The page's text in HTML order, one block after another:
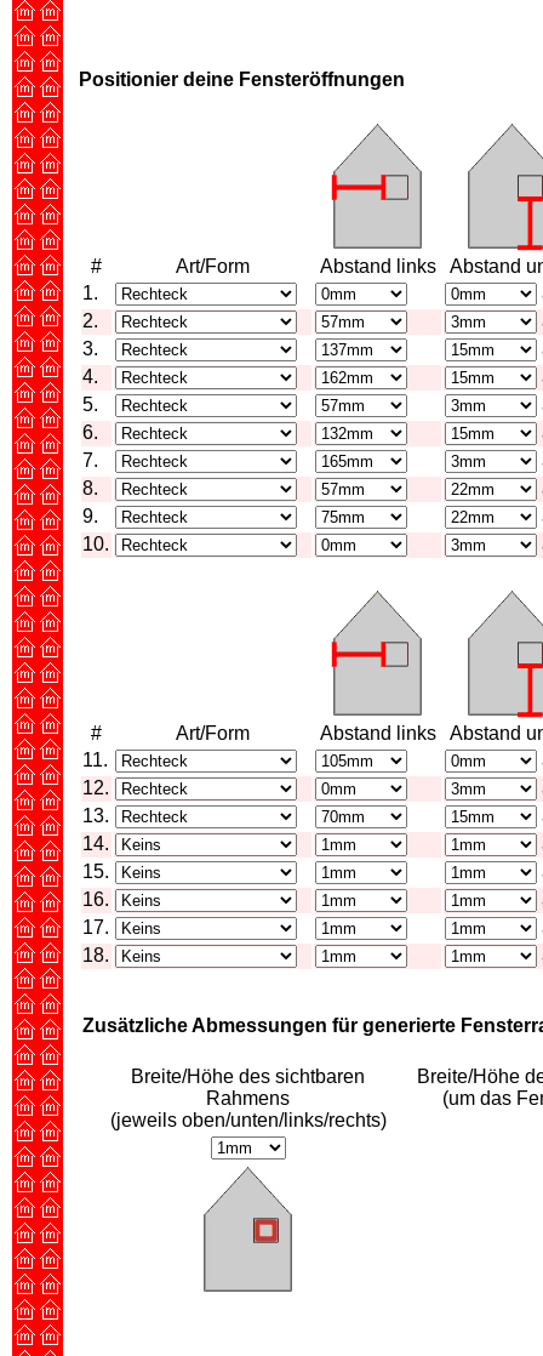
Positionier deine Fensteröffnungen
# Art/Form Abstand links
Abstand
1.
2.
3.
4.
5.
6.
7.
8.
9.
10.
# Art/Form Abstand links
Abstand
11.
12.
13.
14.
15.
16.
17.
18.
Zusätzliche Abmessungen für generierte
Breite/Höhe des sichtbaren
Rahmens
(jeweils oben/unten/links/rechts)
Breite/Höhe
(um das